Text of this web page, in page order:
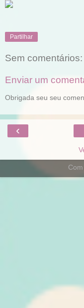
Partilhar
Sem comentários:
Enviar um
Obrigada seu seu
‹